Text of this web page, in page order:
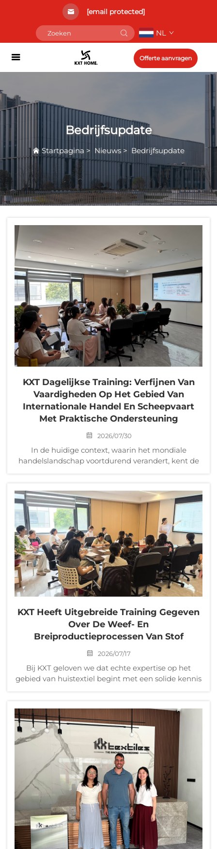
[email protected]
NL
Offerte aanvragen
Bedrijfsupdate
Startpagina > Nieuws > Bedrijfsupdate
KXT Dagelijkse Training: Verfijnen Van
Vaardigheden Op Het Gebied Van
Internationale Handel En Scheepvaart
Met Praktische Ondersteuning
2026/07/30
In de huidige context, waarin het mondiale
handelslandschap voortdurend verandert, kent de
strenger. Professionele vaardigheden en
gestandaardiseerde werkwijzen...
KXT Heeft Uitgebreide Training Gegeven
Over De Weef- En
Breiproductieprocessen Van Stof
2026/07/17
Bij KXT geloven we dat echte expertise op het
gebied van huistextiel begint met een solide kennis
georganiseerd, gericht op de weef- en
breiproductieprocessen van stoffen...